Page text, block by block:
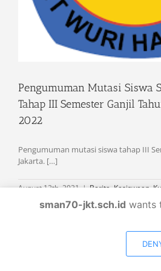
Pengumuman Mutasi Siswa
Tahap III Semester Ganjil
2022
Pengumuman mutasi siswa tahap III
Jakarta. […]
August 12th, 2021 | Berita,Kesiswaan,
sman70-jkt.sch.id wants